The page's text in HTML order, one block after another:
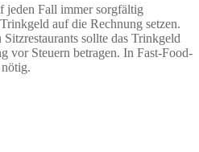
jeden Fall immer sorgfältig
auf die Rechnung setzen.
sollte das Trinkgeld
vor Steuern betragen. In Fast-Food-